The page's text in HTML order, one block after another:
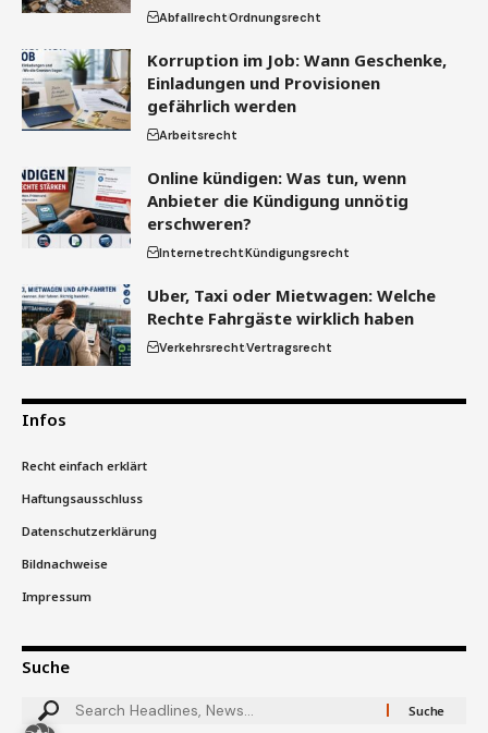
AbfallrechtOrdnungsrecht
Korruption im Job: Wann Geschenke,
Einladungen und Provisionen
gefährlich werden
Arbeitsrecht
Online kündigen: Was tun, wenn
Anbieter die Kündigung unnötig
erschweren?
InternetrechtKündigungsrecht
Uber, Taxi oder Mietwagen: Welche
Rechte Fahrgäste wirklich haben
VerkehrsrechtVertragsrecht
Infos
Recht einfach erklärt
Haftungsausschluss
Datenschutzerklärung
Bildnachweise
Impressum
Suche